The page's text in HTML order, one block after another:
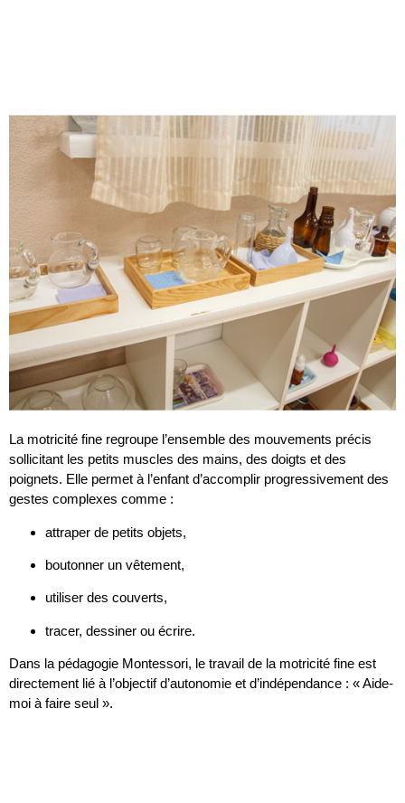
La motricité fine regroupe l’ensemble des mouvements précis
sollicitant les petits muscles des mains, des doigts et des
poignets. Elle permet à l’enfant d’accomplir progressivement des
gestes complexes comme :
attraper de petits objets,
boutonner un vêtement,
utiliser des couverts,
tracer, dessiner ou écrire.
Dans la pédagogie Montessori, le travail de la motricité fine est
directement lié à l’objectif d’autonomie et d’indépendance : « Aide-
moi à faire seul ».